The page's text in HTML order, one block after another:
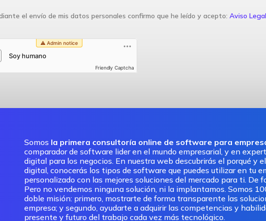
el envío de mis datos personales confirmo que he leído y acepto: Aviso
Friendly Captcha
Somos la primera consultoría online de software para
comparador de software lider en el mundo empresarial, y en
digital para los negocios. En nuestra web descubrirás el porqué y
digital, conocerás los tipos de software que puedes utilizar en tu
personalizado con las mejores soluciones del mercado para ti. De
Pero no vendemos ninguna solución, ni la implantamos. Somos
doble misión: primero, mostrarte de forma transparente las
empresa; y segundo, ayudarte a adquirir las competencias y
presente y futuro del trabajo cada vez más tecnológico.